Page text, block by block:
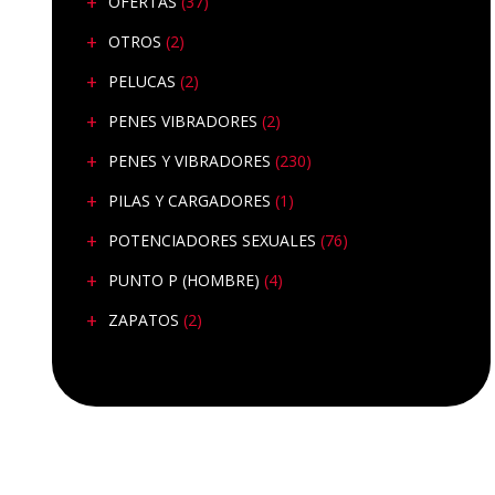
OTROS (2)
PELUCAS (2)
PENES VIBRADORES (2)
PENES Y VIBRADORES (230)
PILAS Y CARGADORES (1)
POTENCIADORES SEXUALES (76)
PUNTO P (HOMBRE) (4)
ZAPATOS (2)